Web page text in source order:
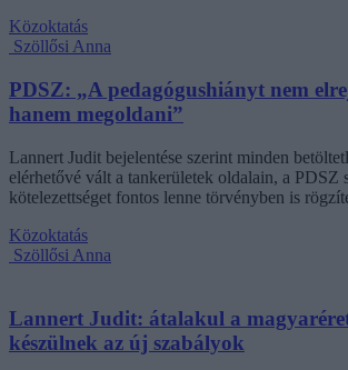
Közoktatás
Szöllősi Anna
PDSZ: „A pedagógushiányt nem
hanem megoldani”
Lannert Judit bejelentése szerint minden
elérhetővé vált a tankerületek oldalain, a PDSZ
kötelezettséget fontos lenne törvényben is
Közoktatás
Szöllősi Anna
Lannert Judit: átalakul a
készülnek az új szabályok